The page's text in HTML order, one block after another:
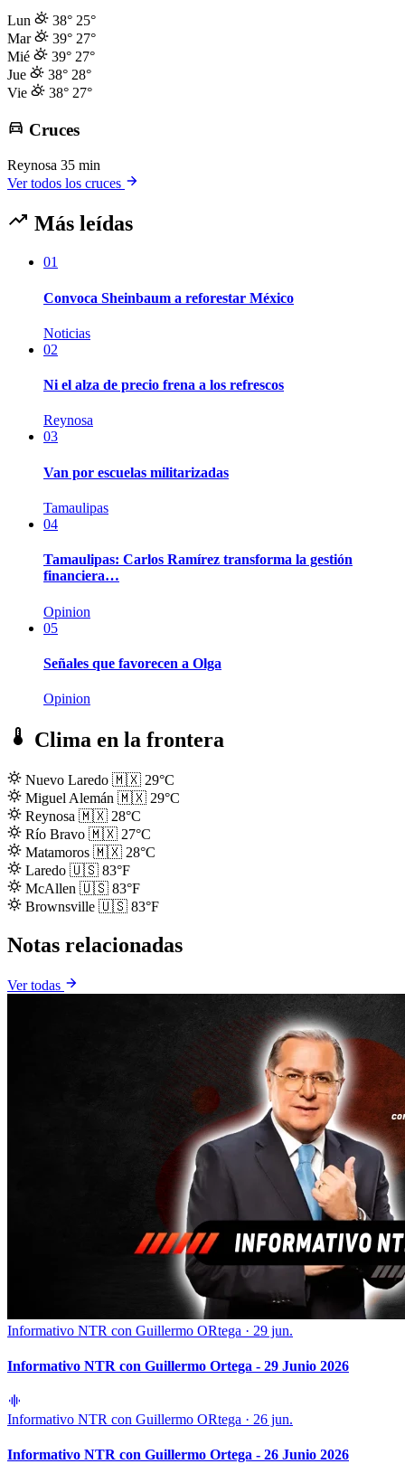
Lun 38° 25°
Mar
39° 27°
Mié
39° 27°
Jue
38° 28°
Vie
38° 27°
Cruces
Reynosa 35 min
Ver todos los cruces
Más leídas
01
Convoca Sheinbaum a reforestar México
Noticias
02
Ni el alza de precio frena a los refrescos
Reynosa
03
Van por escuelas militarizadas
Tamaulipas
04
Tamaulipas: Carlos Ramírez transforma la gestión
financiera…
Opinion
05
Señales que favorecen a Olga
Opinion
Clima en la frontera
Nuevo Laredo 🇲🇽 29°C
Miguel Alemán 🇲🇽 29°C
Reynosa 🇲🇽 28°C
Río Bravo 🇲🇽 27°C
Matamoros 🇲🇽 28°C
Laredo 🇺🇸 83°F
McAllen 🇺🇸 83°F
Brownsville 🇺🇸 83°F
Notas relacionadas
Ver todas
Informativo NTR con Guillermo ORtega · 29 jun.
Informativo NTR con Guillermo Ortega - 29 Junio 2026
Informativo NTR con Guillermo ORtega · 26 jun.
Informativo NTR con Guillermo Ortega - 26 Junio 2026